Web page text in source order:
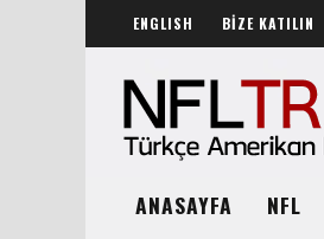
ENGLISH BİZE KATILIN
ANASAYFA NFL